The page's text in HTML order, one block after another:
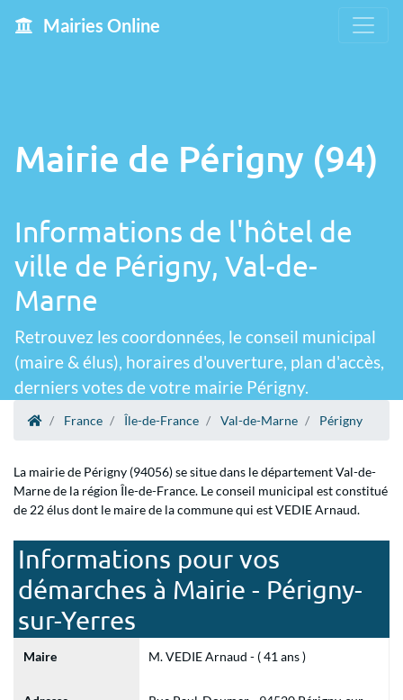
Mairies Online
Mairie de Périgny (94)
Informations de l'hôtel de
ville de Périgny, Val-de-
Marne
Retrouvez les coordonnées, le conseil municipal
(maire & élus), horaires d'ouverture, plan d'accès,
derniers votes de votre mairie Périgny.
France Île-de-France Val-de-Marne Périgny
La mairie de Périgny (94056) se situe dans le département Val-de-
Marne de la région Île-de-France. Le conseil municipal est constitué
de 22 élus dont le maire de la commune qui est VEDIE Arnaud.
Informations pour vos
démarches à Mairie - Périgny-
sur-Yerres
Maire M. VEDIE Arnaud - ( 41 ans )